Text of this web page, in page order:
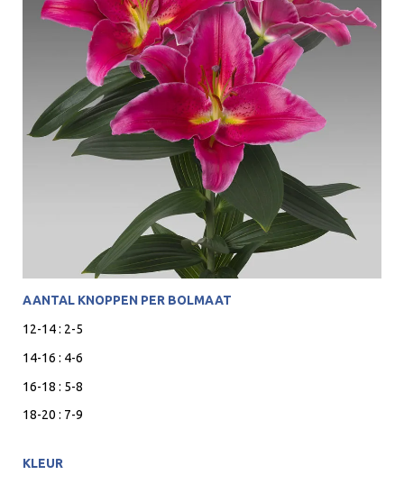
AANTAL KNOPPEN PER BOLMAAT
12-14 : 2-5
14-16 : 4-6
16-18 : 5-8
18-20 : 7-9
KLEUR